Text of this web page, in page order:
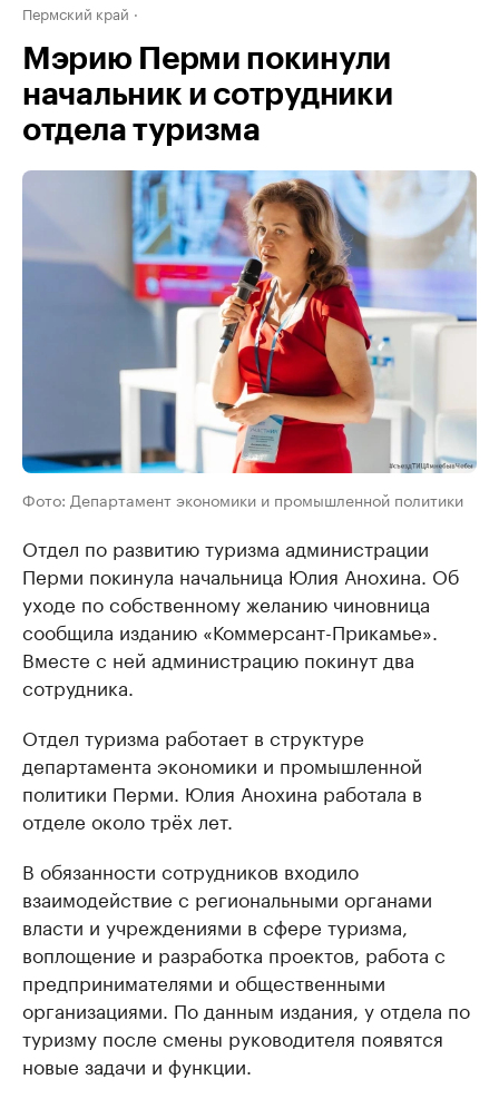
Пермский край
Мэрию Перми покинули
начальник и сотрудники
отдела туризма
Фото: Департамент экономики и промышленной политики
Отдел по развитию туризма администрации
Перми покинула начальница Юлия Анохина. Об
уходе по собственному желанию чиновница
сообщила изданию «Коммерсант-Прикамье».
Вместе с ней администрацию покинут два
сотрудника.
Отдел туризма работает в структуре
департамента экономики и промышленной
политики Перми. Юлия Анохина работала в
отделе около трёх лет.
В обязанности сотрудников входило
взаимодействие с региональными органами
власти и учреждениями в сфере туризма,
воплощение и разработка проектов, работа с
предпринимателями и общественными
организациями. По данным издания, у отдела по
туризму после смены руководителя появятся
новые задачи и функции.